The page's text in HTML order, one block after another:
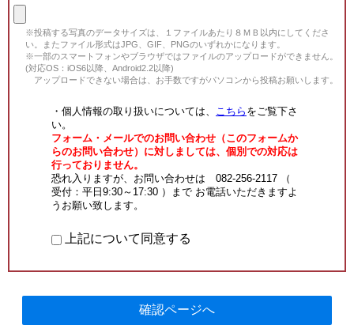
※投稿する写真のデータサイズは、１ファイルあたり８ＭＢ以内にしてくださ
い。またファイル形式はJPG、GIF、PNGのいずれかになります。
※一部のスマートフォンやブラウザではファイルのアップロードができません。
(対応OS：iOS6以降、Android2.2以降)
アップロードできない場合は、お手数ですがパソコンから投稿お願いします。
・個人情報の取り扱いについては、 こちら をご覧下さ
い。
フォーム・メールでのお問い合わせ（このフォームか
らのお問い合わせ）に対しましては、個別での対応は
行っておりません。
恐れ入りますが、お問い合わせは 082-256-2117 （
受付：平日9:30～17:30 ）まで お電話いただきますよ
うお願い致します。
上記について同意する
確認ページへ